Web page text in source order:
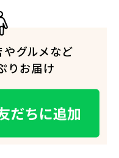
商品開発プロジェクト